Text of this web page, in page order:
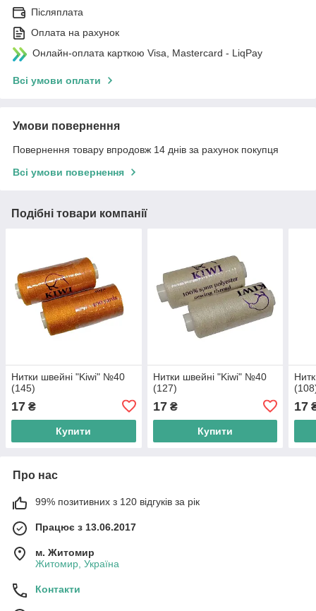
Післяплата
Оплата на рахунок
Онлайн-оплата карткою Visa, Mastercard - LiqPay
Всі умови оплати
Умови повернення
Повернення товару впродовж 14 днів за рахунок покупця
Всі умови повернення
Подібні товари компанії
Нитки швейні "Kiwi" №40
(145)
17 ₴
Купити
Нитки швейні "Kiwi" №40
(127)
17₴
Купити
17
Про нас
99% позитивних з 120 відгуків за рік
Працює з 13.06.2017
м. Житомир
Житомир, Україна
Контакти